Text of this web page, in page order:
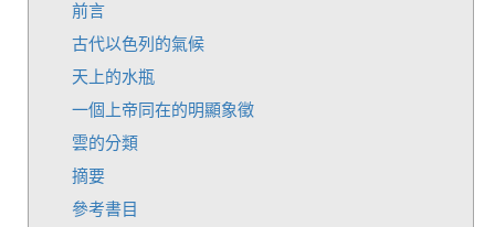
前言
古代以色列的氣候
天上的水瓶
一個上帝同在的明顯象徵
雲的分類
摘要
參考書目